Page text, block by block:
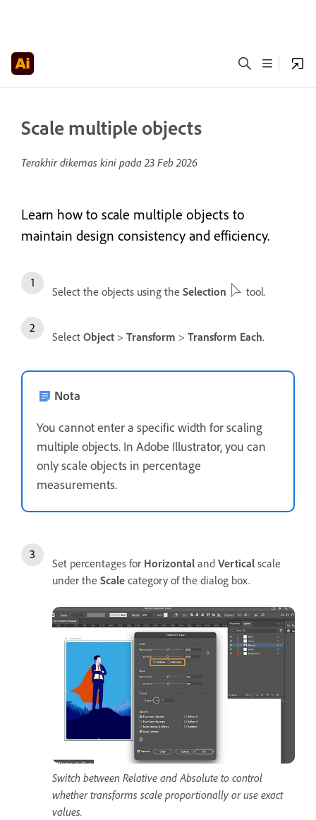
Scale multiple objects
Terakhir dikemas kini pada23 Feb 2026
Learn how to scale multiple objects to
maintain design consistency and efficiency.
Select the objects using the Selection tool.
Select Object > Transform > Transform Each.
Nota
You cannot enter a specific width for scaling
multiple objects. In Adobe Illustrator, you can
only scale objects in percentage
measurements.
Set percentages for Horizontal and Vertical scale
under the Scale category of the dialog box.
Switch between Relative and Absolute to control
whether transforms scale proportionally or use exact
values.